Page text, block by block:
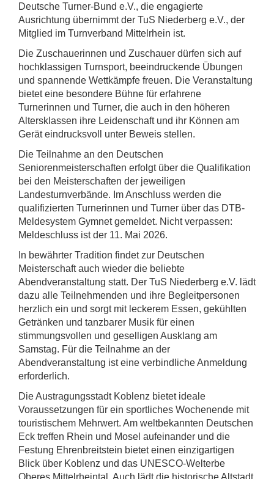
Deutsche Turner-Bund e.V., die engagierte
Ausrichtung übernimmt der TuS Niederberg e.V., der
Mitglied im Turnverband Mittelrhein ist.
Die Zuschauerinnen und Zuschauer dürfen sich auf
hochklassigen Turnsport, beeindruckende Übungen
und spannende Wettkämpfe freuen. Die Veranstaltung
bietet eine besondere Bühne für erfahrene
Turnerinnen und Turner, die auch in den höheren
Altersklassen ihre Leidenschaft und ihr Können am
Gerät eindrucksvoll unter Beweis stellen.
Die Teilnahme an den Deutschen
Seniorenmeisterschaften erfolgt über die Qualifikation
bei den Meisterschaften der jeweiligen
Landesturnverbände. Im Anschluss werden die
qualifizierten Turnerinnen und Turner über das DTB-
Meldesystem Gymnet gemeldet. Nicht verpassen:
Meldeschluss ist der 11. Mai 2026.
In bewährter Tradition findet zur Deutschen
Meisterschaft auch wieder die beliebte
Abendveranstaltung statt. Der TuS Niederberg e.V. lädt
dazu alle Teilnehmenden und ihre Begleitpersonen
herzlich ein und sorgt mit leckerem Essen, gekühlten
Getränken und tanzbarer Musik für einen
stimmungsvollen und geselligen Ausklang am
Samstag. Für die Teilnahme an der
Abendveranstaltung ist eine verbindliche Anmeldung
erforderlich.
Die Austragungsstadt Koblenz bietet ideale
Voraussetzungen für ein sportliches Wochenende mit
touristischem Mehrwert. Am weltbekannten Deutschen
Eck treffen Rhein und Mosel aufeinander und die
Festung Ehrenbreitstein bietet einen einzigartigen
Blick über Koblenz und das UNESCO-Welterbe
Oberes Mittelrheintal. Auch lädt die historische Altstadt